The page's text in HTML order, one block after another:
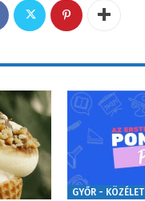
GYŐR - KÖZÉLET